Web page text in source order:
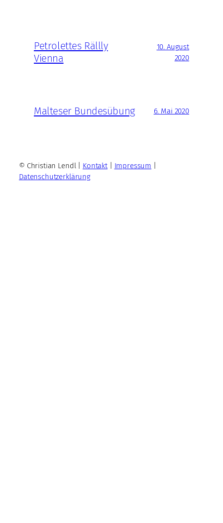
Petrolettes Rällly
Vienna
10. August
2020
Malteser Bundesübung 6. Mai 2020
© Christian Lendl | Kontakt| Impressum
Datenschutzerklärung